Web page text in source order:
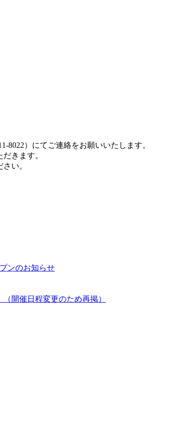
8022）にてご連絡をお願いいたします。
きます。
い。
ンのお知らせ
開催日程変更のため再掲）